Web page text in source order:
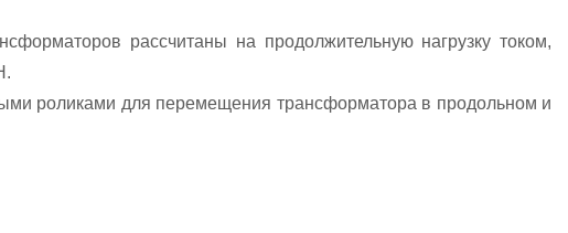
рассчитаны на продолжительную нагрузку током,
роликами для перемещения трансформатора в продольном и